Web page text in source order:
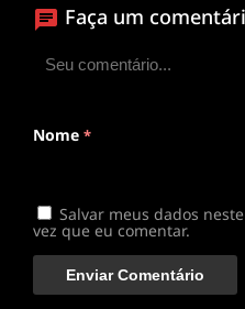
Clique
Faça um
Nome *
Salvar meus dados
vez que eu comentar.